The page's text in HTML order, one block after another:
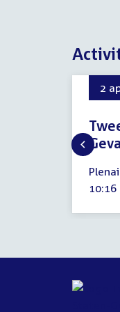
2
april
2026
Tijd
10:16